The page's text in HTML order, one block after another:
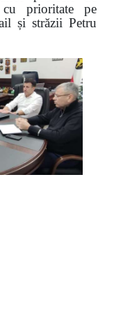
prioritate pe
și străzii Petru